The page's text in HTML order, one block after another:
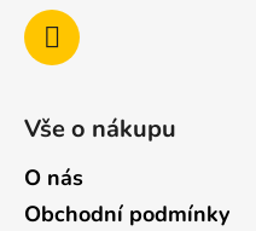
Vše o nákupu
O nás
Obchodní podmínky